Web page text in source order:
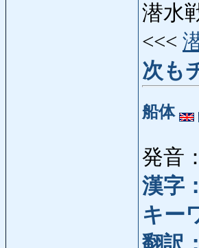
潜水
<<<
次も
船体
発音
漢字：
キー